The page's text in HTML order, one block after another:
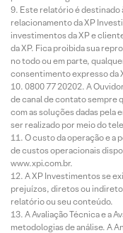
Este relatório é destinado
relacionamento da XP
investimentos da XP e
da XP. Fica proibida sua
no todo ou em parte,
consentimento expresso da
0800 77 20202. A
de canal de contato sempre
com as soluções dadas pela
ser realizado por meio do
O custo da operação e a
de custos operacionais
www.xpi.com.br.
A XP Investimentos se
prejuízos, diretos ou
relatório ou seu conteúdo.
A Avaliação Técnica e a
metodologias de análise. A